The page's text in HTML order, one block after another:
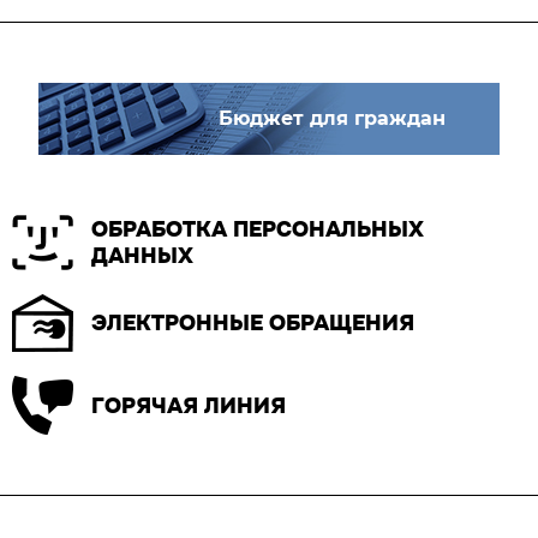
Бюджет для граждан
ОБРАБОТКА ПЕРСОНАЛЬНЫХ
ДАННЫХ
ЭЛЕКТРОННЫЕ ОБРАЩЕНИЯ
ГОРЯЧАЯ ЛИНИЯ